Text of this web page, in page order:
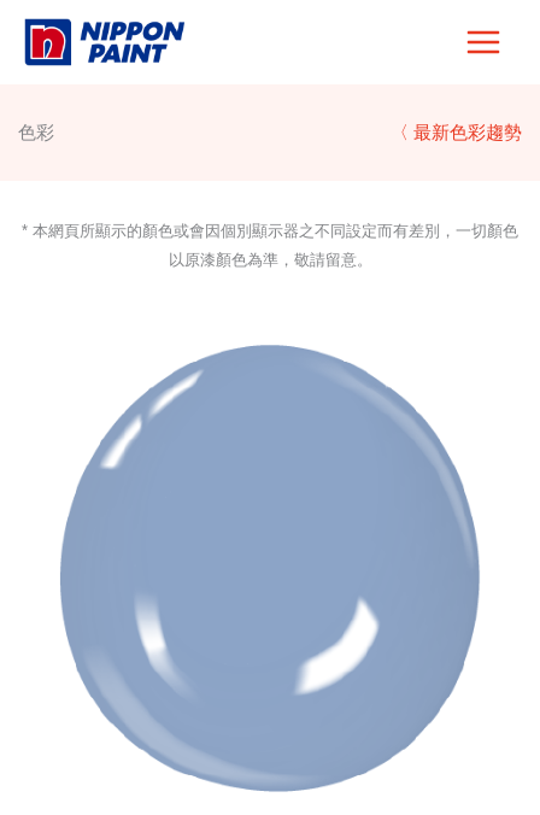
Skip
色彩 〈 最新色彩趨勢
* 本網頁所顯示的顏色或會因個別顯示器之不同設定而有差別，一切顏色
以原漆顏色為準，敬請留意。